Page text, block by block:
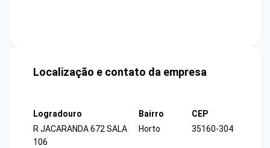
Localização e contato da empresa
Logradouro
R JACARANDA 672 SALA
106
Bairro
Horto
CEP
35160-304